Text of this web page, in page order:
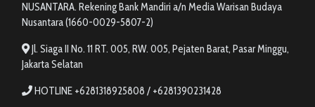
NUSANTARA. Rekening Bank Mandiri a/n Media Warisan Budaya
Nusantara (1660-0029-5807-2)
Jl. Siaga II No. 11 RT. 005, RW. 005, Pejaten Barat, Pasar Minggu,
Jakarta Selatan
HOTLINE +6281318925808 / +6281390231428